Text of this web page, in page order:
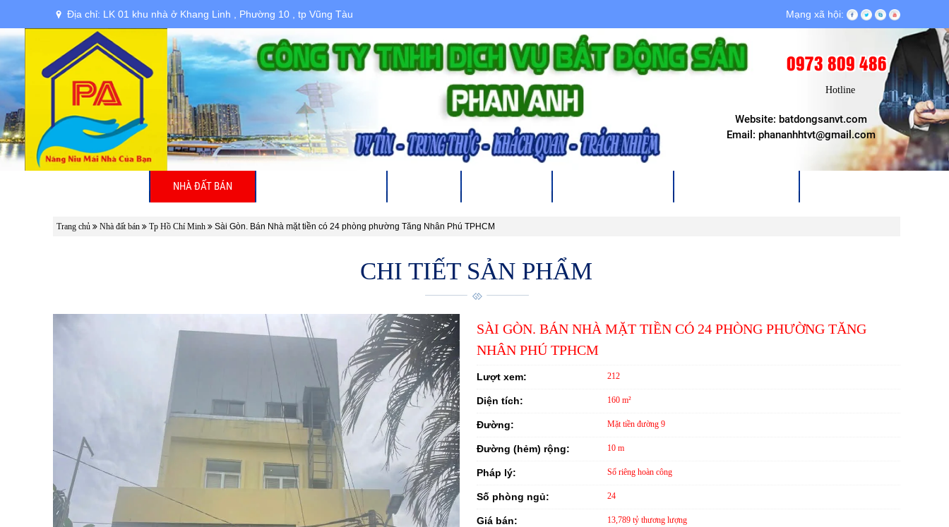
Địa chỉ: LK 01 khu nhà ở Khang Linh , Phường 10 , tp Vũng Tàu Mạng xã hội:
0973 809 486
Hotline
Website: batdongsanvt.com
Email: phananhhtvt@gmail.com
NHÀ ĐẤT BÁN
Trang chủ Nhà đất bán Tp Hồ Chí Minh Sài Gòn. Bán Nhà mặt tiền có 24 phòng phường Tăng Nhân Phú TPHCM
CHI TIẾT SẢN PHẨM
SÀI GÒN. BÁN NHÀ MẶT TIỀN CÓ 24 PHÒNG PHƯỜNG TĂNG
NHÂN PHÚ TPHCM
Lượt xem: 212
Diện tích: 160 m²
Đường: Mặt tiền đường 9
Đường (hẻm) rộng: 10 m
Pháp lý: Sổ riêng hoàn công
Số phòng ngủ: 24
Giá bán: 13,789 tỷ thương lượng